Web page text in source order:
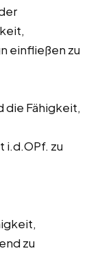
einfließen zu
die Fähigkeit,
i.d.OPf. zu
zu